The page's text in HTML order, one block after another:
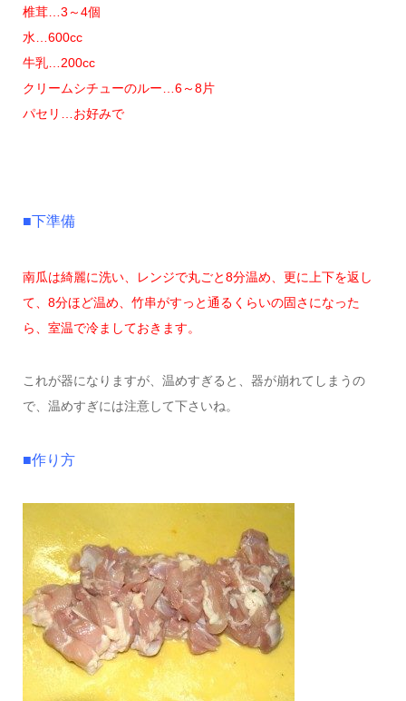
椎茸…3～4個
水…600cc
牛乳…200cc
クリームシチューのルー…6～8片
パセリ…お好みで
■下準備
南瓜は綺麗に洗い、レンジで丸ごと8分温め、更に上下を返し
て、8分ほど温め、竹串がすっと通るくらいの固さになった
ら、室温で冷ましておきます。
これが器になりますが、温めすぎると、器が崩れてしまうの
で、温めすぎには注意して下さいね。
■作り方